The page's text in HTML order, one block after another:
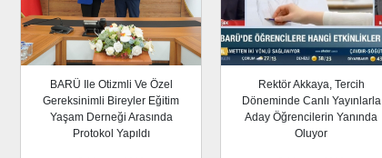
BARÜ Ile Otizmli Ve Özel
Gereksinimli Bireyler Eğitim
Yaşam Derneği Arasında
Protokol Yapıldı
Rektör Akkaya, Tercih
Döneminde Canlı Yayınlarla
Aday Öğrencilerin Yanında
Oluyor